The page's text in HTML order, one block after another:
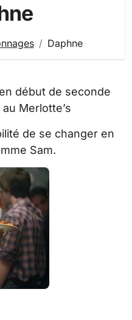
Daphne
début de seconde
Merlotte’s
de se changer en
Sam.